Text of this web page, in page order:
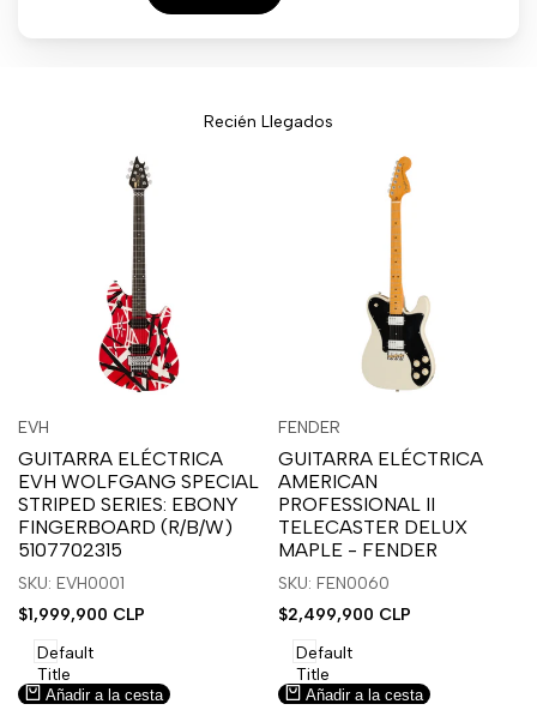
Recién Llegados
sesión
para
usar
la
lista
deseos.
para
usar
Compare
Proveedor:
EVH
GUITARRA ELÉCTRICA
EVH WOLFGANG SPECIAL
STRIPED SERIES: EBONY
FINGERBOARD (R/B/W)
5107702315
SKU: EVH0001
Precio
venta
$1,999,900 CLP
Default
Title
Añadir a la cesta
sesión
para
usar
la
lista
deseos.
sesión
para
usar
Compare
Vista
Proveedor:
FENDER
GUITARRA ELÉCTRICA
AMERICAN
PROFESSIONAL II
TELECASTER DELUX
MAPLE - FENDER
SKU: FEN0060
Precio
venta
$2,499,900 CLP
Default
Title
Añadir a la cesta